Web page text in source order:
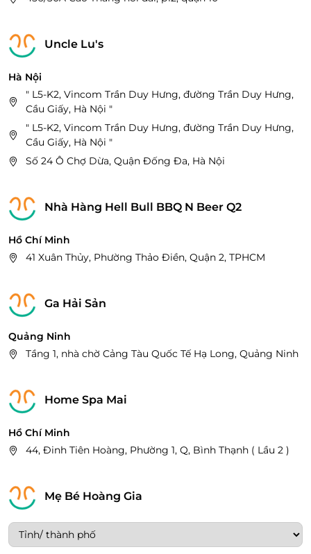
Lầu 1, CoopMart Buôn Ma Thuột, 71 Nguyễn Tất
Thành, Tân An, Thành phố Buôn Ma Thuột
Uncle Lu's
Hà Nội
" L5-K2, Vincom Trần Duy Hưng, đường Trần Duy Hưng,
Cầu Giấy, Hà Nội "
" L5-K2, Vincom Trần Duy Hưng, đường Trần Duy Hưng,
Cầu Giấy, Hà Nội "
Số 24 Ô Chợ Dừa, Quận Đống Đa, Hà Nội
Nhà Hàng Hell Bull BBQ N Beer Q2
Hồ Chí Minh
41 Xuân Thủy, Phường Thảo Điền, Quận 2, TPHCM
Ga Hải Sản
Quảng Ninh
Tầng 1, nhà chờ Cảng Tàu Quốc Tế Hạ Long, Quảng Ninh
Home Spa Mai
Hồ Chí Minh
44, Đinh Tiên Hoàng, Phường 1, Q, Bình Thạnh ( Lầu 2 )
Mẹ Bé Hoàng Gia